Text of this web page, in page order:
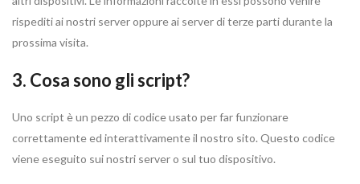
rispediti ai nostri server oppure ai server di terze parti durante la
prossima visita.
3. Cosa sono gli script?
Uno script è un pezzo di codice usato per far funzionare
correttamente ed interattivamente il nostro sito. Questo codice
viene eseguito sui nostri server o sul tuo dispositivo.